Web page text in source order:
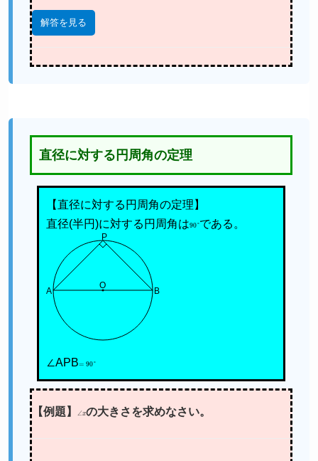
解答を見る
直径に対する円周角の定理
【直径に対する円周角の定理】
直径(半円)に対する円周角は90°である。
A B
O
P
∠APB 90°
【例題】 ∠ xの大きさを求めなさい。